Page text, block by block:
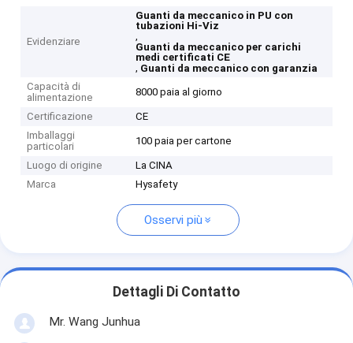
Evidenziare
Guanti da meccanico in PU con
tubazioni Hi-Viz
,
Guanti da meccanico per carichi
medi certificati CE
, Guanti da meccanico con garanzia
Capacità di
alimentazione
8000 paia al giorno
Certificazione
CE
Imballaggi
particolari
100 paia per cartone
Luogo di origine
La CINA
Marca
Hysafety
Osservi più
Dettagli Di Contatto
Mr. Wang Junhua